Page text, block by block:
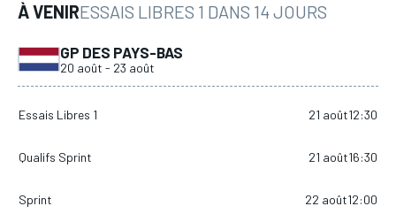
À VENIRESSAIS LIBRES 1 DANS 14JOURS
GP DES PAYS-BAS
20 août - 23 août
Essais Libres 1 21 août12:30
Qualifs Sprint 21 août16:30
Sprint 22 août12:00